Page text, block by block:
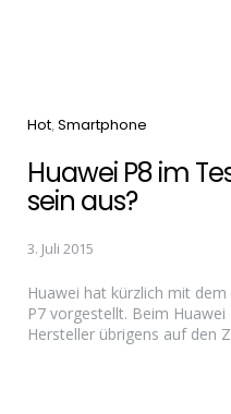
Categories
Hot Smartphone
Huawei P8 im
sein aus?
3. Juli 2015
Huawei hat kürzlich mit
P7 vorgestellt. Beim
Hersteller übrigens auf den